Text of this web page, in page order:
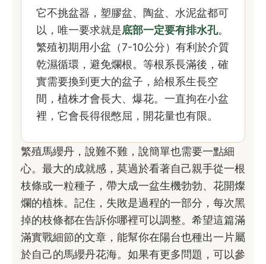
它不挑盆器，塑膠盆、陶盆、水泥盆都可
以，唯一要求就是底部一定要有排水孔。
繁殖初期用小盆（7-10公分）有利於介質
乾濕循環，避免爛根。等根系長滿後，確
實需要換到更大的盆子，給根系生長空
間，植株才會長大、爆花。一直拘在小盆
裡，它會長得很憋屈，開花量也有限。
繁殖馬纓丹，說難不難，說簡單也需要一點細
心。最大的成就感，莫過於看著自己親手從一根
枝條或一粒種子，帶大成一盆生機勃勃、花開燦
爛的植株。記住，失敗是過程的一部分，每次黑
掉的枝條都在告訴你哪裡可以調整。希望這篇滿
滿實戰細節的文章，能幫你在陽台也種出一片屬
於自己的馬纓丹花海。如果有更多問題，可以參